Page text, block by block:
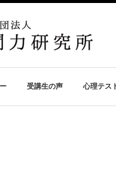
受講生の声 心理テス